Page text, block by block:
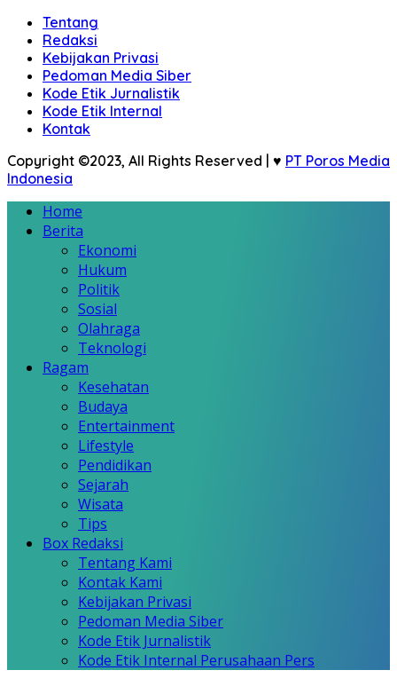
Tentang
Redaksi
Kebijakan Privasi
Pedoman Media Siber
Kode Etik Jurnalistik
Kode Etik Internal
Kontak
Copyright ©2023, All Rights Reserved | ♥ PT Poros Media
Indonesia
Home
Berita
Ekonomi
Hukum
Politik
Sosial
Olahraga
Teknologi
Ragam
Kesehatan
Budaya
Entertainment
Lifestyle
Pendidikan
Sejarah
Wisata
Tips
Box Redaksi
Tentang Kami
Kontak Kami
Kebijakan Privasi
Pedoman Media Siber
Kode Etik Jurnalistik
Kode Etik Internal Perusahaan Pers